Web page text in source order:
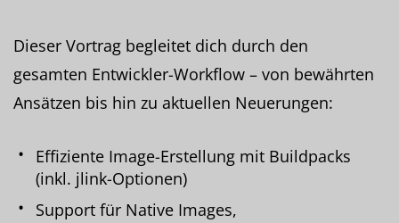
Dieser Vortrag begleitet dich durch den
gesamten Entwickler-Workflow – von bewährten
Ansätzen bis hin zu aktuellen Neuerungen:
Effiziente Image-Erstellung mit Buildpacks
(inkl. jlink-Optionen)
Support für Native Images,